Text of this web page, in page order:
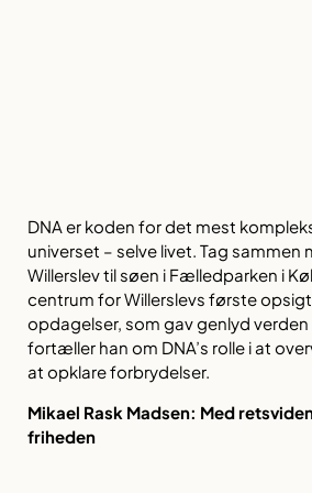
DNA er koden for det mest
universet – selve livet. Tag sammen
Willerslev til søen i Fælledparken i
centrum for Willerslevs første
opdagelser, som gav genlyd
fortæller han om DNA’s rolle i at
at opklare forbrydelser.
Mikael Rask Madsen: Med
friheden